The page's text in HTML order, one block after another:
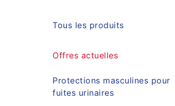
Navigation
Tous les produits
Offres actuelles
Protections masculines pour
fuites urinaires